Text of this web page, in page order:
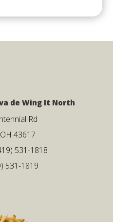
de Wing It North
Rd
43617
531-1818
531-1819